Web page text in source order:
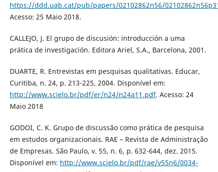
https://ddd.uab.cat/pub/papers/02102862n56/
Acesso: 25 Maio 2018.
CALLEJO, J. El grupo de discusión: introducción a uma
prática de investigación. Editora Ariel, S.A., Barcelona, 2001.
DUARTE, R. Entrevistas em pesquisas qualitativas. Educar,
Curitiba, n. 24, p. 213-225, 2004. Disponível em:
http://www.scielo.br/pdf/er/n24/n24a11.pdf. Acesso: 24
Maio 2018
GODOI, C. K. Grupo de discussão como prática de pesquisa
em estudos organizacionais. RAE – Revista de Administração
de Empresas. São Paulo, v. 55, n. 6, p. 632-644, dez. 2015.
Disponível em: http://www.scielo.br/pdf/rae/v55n6/0034-